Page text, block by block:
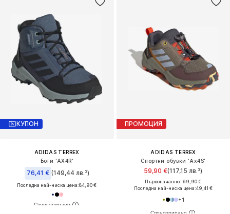
КУПОН
ADIDAS TERREX
Боти 'AX4R'
76,41 € (149,44 лв.³)
Последна най-ниска цена:84,90 €
ПРОМОЦИЯ
ADIDAS TERREX
Спортни обувки 'Ax4S'
59,90 €(117,15 лв.³)
Първоначално: 69,90 €
Последна най-ниска цена:49,41 €
+1